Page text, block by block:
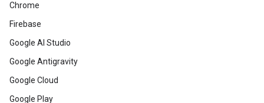
Chrome
Firebase
Google AI Studio
Google Antigravity
Google Cloud
Google Play